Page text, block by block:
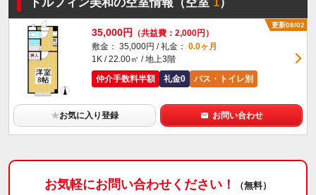
更新08/02
35,000円
（共益費：2,000円）
敷金： 35,000円 / 礼金： 0.0ヶ月
1K / 22.00㎡ / 地上3階
仲介手数料半額
礼金0 バス・トイレ別
★お気に入り登録 お問い合わせ
お気軽にお問い合わせください！ （無料）